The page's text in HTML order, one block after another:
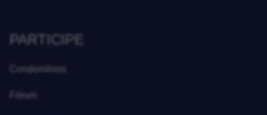
PARTICIPE
Condomínios
Fórum